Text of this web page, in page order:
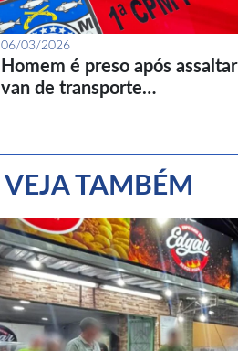
06/03/2026
Homem é preso após assaltar
van de transporte…
VEJA TAMBÉM